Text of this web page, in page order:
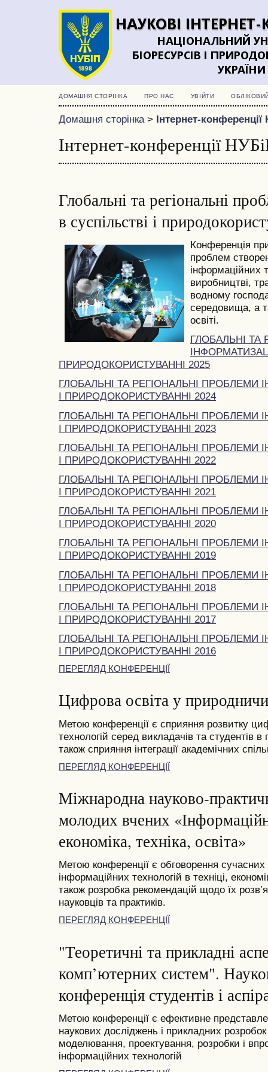
ДОМАШНЯ СТОРІНКА ПРО НАС УВІЙТИ
Домашня сторінка> Інтернет-
Інтернет-конференції
Глобальні та регіональні
в суспільстві і
Конференція
проблем
інформаційних
виробництві,
водному
середовища, а
освіті.
ГЛОБАЛЬНІ ТА
ПРИРОДОКОРИСТУВАННІ 2025
ГЛОБАЛЬНІ ТА РЕГІОНАЛЬНІ ПРОБЛЕМИ
І ПРИРОДОКОРИСТУВАННІ 2024
ГЛОБАЛЬНІ ТА РЕГІОНАЛЬНІ ПРОБЛЕМИ
І ПРИРОДОКОРИСТУВАННІ 2023
ГЛОБАЛЬНІ ТА РЕГІОНАЛЬНІ ПРОБЛЕМИ
І ПРИРОДОКОРИСТУВАННІ 2022
ГЛОБАЛЬНІ ТА РЕГІОНАЛЬНІ ПРОБЛЕМИ
І ПРИРОДОКОРИСТУВАННІ 2021
ГЛОБАЛЬНІ ТА РЕГІОНАЛЬНІ ПРОБЛЕМИ
І ПРИРОДОКОРИСТУВАННІ 2020
ГЛОБАЛЬНІ ТА РЕГІОНАЛЬНІ ПРОБЛЕМИ
І ПРИРОДОКОРИСТУВАННІ 2019
ГЛОБАЛЬНІ ТА РЕГІОНАЛЬНІ ПРОБЛЕМИ
І ПРИРОДОКОРИСТУВАННІ 2018
ГЛОБАЛЬНІ ТА РЕГІОНАЛЬНІ ПРОБЛЕМИ
І ПРИРОДОКОРИСТУВАННІ 2017
ГЛОБАЛЬНІ ТА РЕГІОНАЛЬНІ ПРОБЛЕМИ
І ПРИРОДОКОРИСТУВАННІ 2016
ПЕРЕГЛЯД КОНФЕРЕНЦІЇ
Цифрова освіта у
Метою конференції є сприяння розвитку
технологій серед викладачів та студентів
також сприяння інтеграції академічних
ПЕРЕГЛЯД КОНФЕРЕНЦІЇ
Міжнародна науково-
молодих вчених
економіка, техніка, освіта»
Метою конференції є обговорення
інформаційних технологій в техніці,
також розробка рекомендацій щодо їх
науковців та практиків.
ПЕРЕГЛЯД КОНФЕРЕНЦІЇ
"Теоретичні та прикладні
комп’ютерних систем".
конференція студентів і
Метою конференції є ефективне
наукових досліджень і прикладних розробок
моделювання, проектування, розробки і
інформаційних технологій